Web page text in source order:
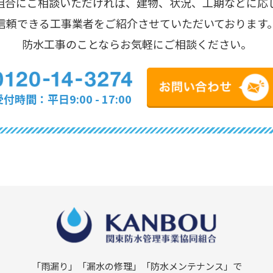
頼できる工事業者をご紹介させていただいております
防水工事のことならお気軽にご相談ください。
付時間：平日9:00 - 17:00
「雨漏り」「漏水の修理」 「防水メンテナンス」で